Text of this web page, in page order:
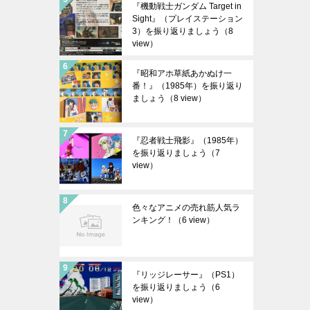
『機動戦士ガンダム Target in
Sight』（プレイステーション
3）を振り返りましょう
（8
view）
『昭和アホ草紙あかぬけ一
番！』（1985年）を振り返り
ましょう
（8 view）
『忍者戦士飛影』（1985年）
を振り返りましょう
（7
view）
色々なアニメの売れ筋人気ラ
ンキング！
（6 view）
『リッジレーサー』（PS1）
を振り返りましょう
（6
view）